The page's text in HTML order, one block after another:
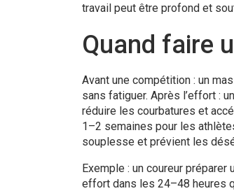
travail peut être profond et
Quand faire
Avant une compétition : un
sans fatiguer. Après l’effort :
réduire les courbatures et
1–2 semaines pour les
souplesse et prévient les
Exemple : un coureur
effort dans les 24–48 heures